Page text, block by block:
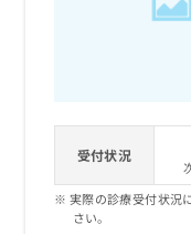
受付状況
実際の診療受付状況
さい。